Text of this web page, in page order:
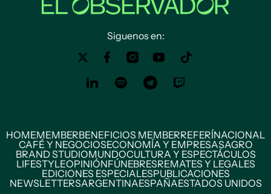
Siguenos en:
HOMEMEMBERBENEFICIOS MEMBERREFERÍNACIONAL
CAFÉ Y NEGOCIOSECONOMÍA Y EMPRESASAGRO
BRAND STUDIOMUNDOCULTURA Y ESPECTÁCULOS
LIFESTYLEOPINIÓNFÚNEBRESREMATES Y LEGALES
EDICIONES ESPECIALESPUBLICACIONES
NEWSLETTERSARGENTINAESPAÑAESTADOS UNIDOS